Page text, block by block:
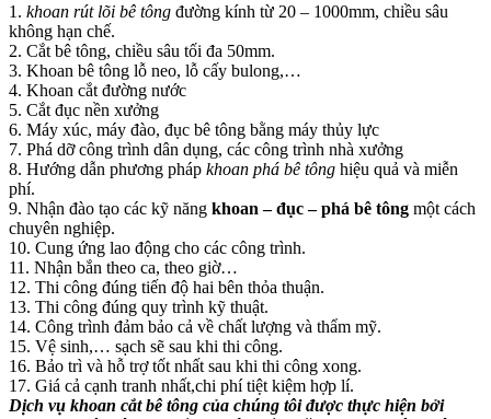
1. khoan rút lõi bê tông đường kính từ 20 – 1000mm, chiều sâu
không hạn chế.
2. Cắt bê tông, chiều sâu tối đa 50mm.
3. Khoan bê tông lỗ neo, lỗ cấy bulong,…
4. Khoan cắt đường nước
5. Cắt đục nền xưởng
6. Máy xúc, máy đào, đục bê tông bằng máy thủy lực
7. Phá dỡ công trình dân dụng, các công trình nhà xưởng
8. Hướng dẫn phương pháp khoan phá bê tông hiệu quả và miễn
phí.
9. Nhận đào tạo các kỹ năng khoan – đục – phá bê tông một cách
chuyên nghiệp.
10. Cung ứng lao động cho các công trình.
11. Nhận bắn theo ca, theo giờ…
12. Thi công đúng tiến độ hai bên thỏa thuận.
13. Thi công đúng quy trình kỹ thuật.
14. Công trình đảm bảo cả về chất lượng và thẩm mỹ.
15. Vệ sinh,… sạch sẽ sau khi thi công.
16. Bảo trì và hỗ trợ tốt nhất sau khi thi công xong.
17. Giá cả cạnh tranh nhất,chi phí tiệt kiệm hợp lí.
Dịch vụ khoan cắt bê tông của chúng tôi được thực hiện bởi